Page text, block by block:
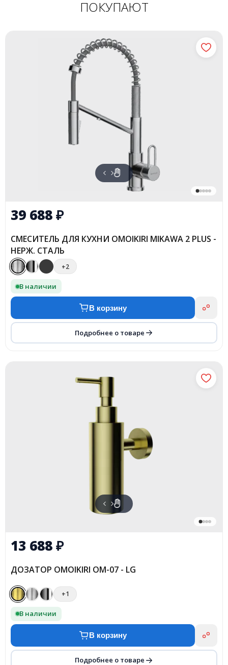
ПОКУПАЮТ
39 688₽
СМЕСИТЕЛЬ ДЛЯ КУХНИ OMOIKIRI MIKAWA 2 PLUS -
НЕРЖ. СТАЛЬ
+2
В наличии
В корзину
Подробнее о товаре
13 688₽
ДОЗАТОР OMOIKIRI OM-07 - LG
+1
В наличии
В корзину
Подробнее о товаре